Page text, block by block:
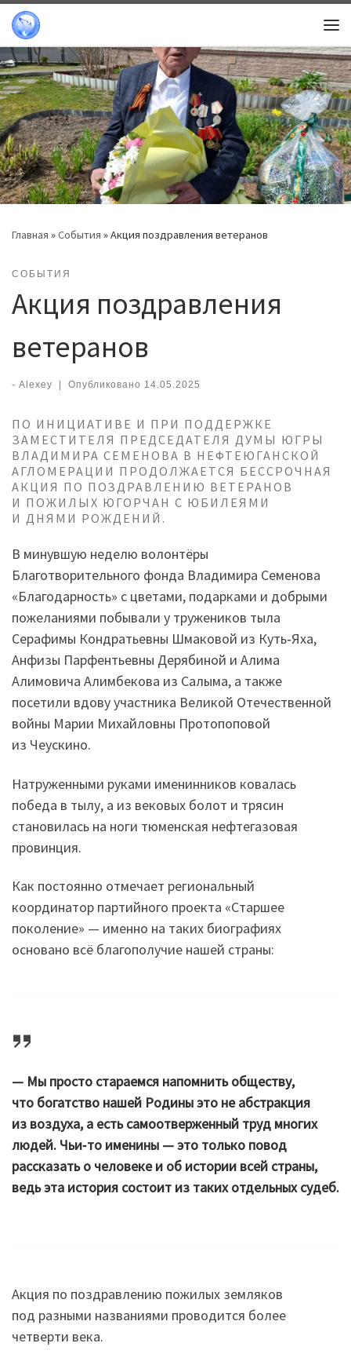
Перейти к содержимому
Главная »События »Акция поздравления ветеранов
СОБЫТИЯ
Акция поздравления
ветеранов
- Alexey | Опубликовано 14.05.2025
ПО ИНИЦИАТИВЕ И ПРИ ПОДДЕРЖКЕ
ЗАМЕСТИТЕЛЯ ПРЕДСЕДАТЕЛЯ ДУМЫ ЮГРЫ
ВЛАДИМИРА СЕМЕНОВА В НЕФТЕЮГАНСКОЙ
АГЛОМЕРАЦИИ ПРОДОЛЖАЕТСЯ БЕССРОЧНАЯ
АКЦИЯ ПО ПОЗДРАВЛЕНИЮ ВЕТЕРАНОВ
И ПОЖИЛЫХ ЮГОРЧАН С ЮБИЛЕЯМИ
И ДНЯМИ РОЖДЕНИЙ.
В минувшую неделю волонтёры
Благотворительного фонда Владимира Семенова
«Благодарность» с цветами, подарками и добрыми
пожеланиями побывали у тружеников тыла
Серафимы Кондратьевны Шмаковой из Куть‑Яха,
Анфизы Парфентьевны Дерябиной и Алима
Алимовича Алимбекова из Салыма, а также
посетили вдову участника Великой Отечественной
войны Марии Михайловны Протопоповой
из Чеускино.
Натруженными руками именинников ковалась
победа в тылу, а из вековых болот и трясин
становилась на ноги тюменская нефтегазовая
провинция.
Как постоянно отмечает региональный
координатор партийного проекта «Старшее
поколение» — именно на таких биографиях
основано всё благополучие нашей страны:
— Мы просто стараемся напомнить обществу,
что богатство нашей Родины это не абстракция
из воздуха, а есть самоотверженный труд многих
людей. Чьи‑то именины — это только повод
рассказать о человеке и об истории всей страны,
ведь эта история состоит из таких отдельных судеб.
Акция по поздравлению пожилых земляков
под разными названиями проводится более
четверти века.